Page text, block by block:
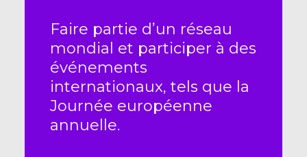
Faire partie d’un réseau
mondial et participer à des
événements
internationaux, tels que la
Journée européenne
annuelle.